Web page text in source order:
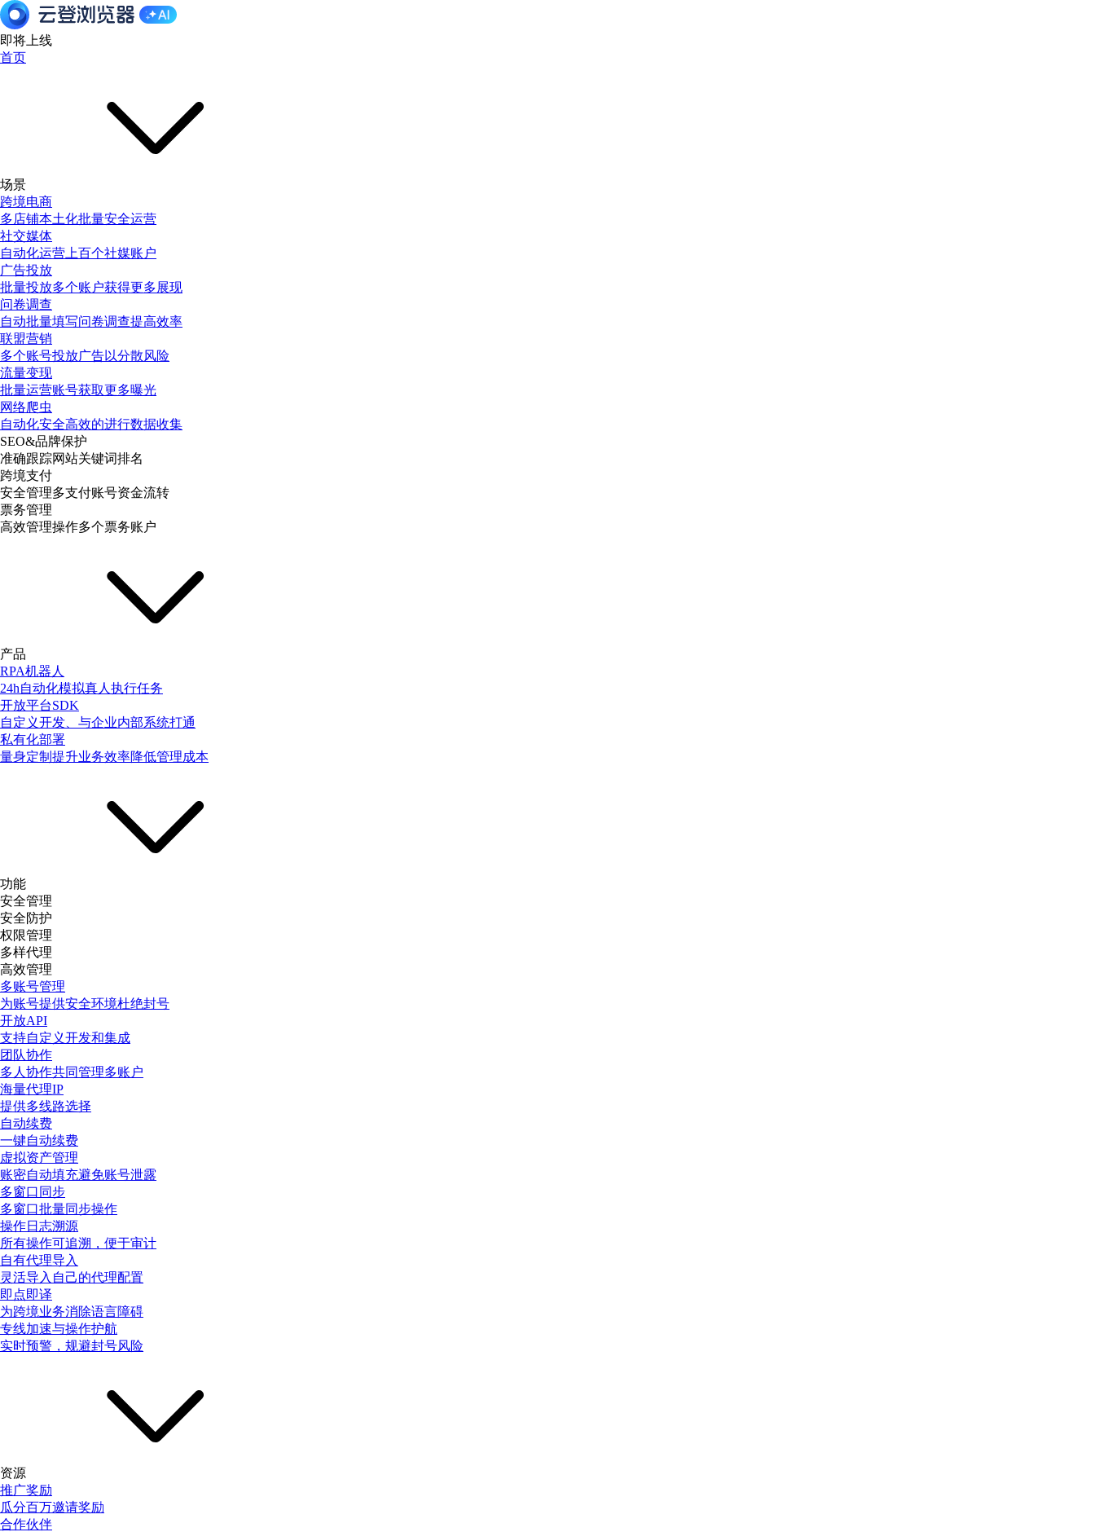
即将上线
首页
场景
跨境电商
多店铺本土化批量安全运营
社交媒体
自动化运营上百个社媒账户
广告投放
批量投放多个账户获得更多展现
问卷调查
自动批量填写问卷调查提高效率
联盟营销
多个账号投放广告以分散风险
流量变现
批量运营账号获取更多曝光
网络爬虫
自动化安全高效的进行数据收集
SEO&品牌保护
准确跟踪网站关键词排名
跨境支付
安全管理多支付账号资金流转
票务管理
高效管理操作多个票务账户
产品
RPA机器人
24h自动化模拟真人执行任务
开放平台SDK
自定义开发、与企业内部系统打通
私有化部署
量身定制提升业务效率降低管理成本
功能
安全管理
安全防护
权限管理
多样代理
高效管理
多账号管理
为账号提供安全环境杜绝封号
开放API
支持自定义开发和集成
团队协作
多人协作共同管理多账户
海量代理IP
提供多线路选择
自动续费
一键自动续费
虚拟资产管理
账密自动填充避免账号泄露
多窗口同步
多窗口批量同步操作
操作日志溯源
所有操作可追溯，便于审计
自有代理导入
灵活导入自己的代理配置
即点即译
为跨境业务消除语言障碍
专线加速与操作护航
实时预警，规避封号风险
资源
推广奖励
瓜分百万邀请奖励
合作伙伴